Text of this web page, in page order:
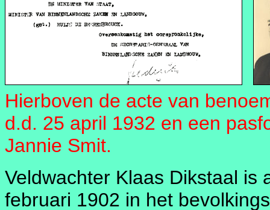
Hierboven de acte van
d.d. 25 april 1932 en een
Jannie Smit.
Veldwachter Klaas Dikstaal is
februari 1902 in het